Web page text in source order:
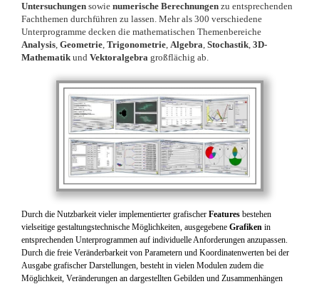
Untersuchungen sowie numerische Berechnungen zu entsprechenden
Fachthemen durchführen zu lassen. Mehr als 300 verschiedene
Unterprogramme decken die mathematischen Themenbereiche
Analysis, Geometrie, Trigonometrie, Algebra, Stochastik, 3D-
Mathematik und Vektoralgebra großflächig ab.
Durch die Nutzbarkeit vieler implementierter grafischer Features bestehen
vielseitige gestaltungstechnische Möglichkeiten, ausgegebene Grafiken in
entsprechenden Unterprogrammen auf individuelle Anforderungen anzupassen.
Durch die freie Veränderbarkeit von Parametern und Koordinatenwerten bei der
Ausgabe grafischer Darstellungen, besteht in vielen Modulen zudem die
Möglichkeit, Veränderungen an dargestellten Gebilden und Zusammenhängen